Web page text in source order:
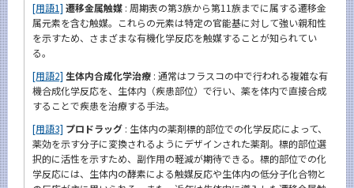
[用語1] 遷移金属触媒 : 周期表の第3族から第11族までに属する遷移金
属元素を含む触媒。これらの元素は特定の官能基に対して強い親和性
を示すため、さまざまな有機化学反応を触媒することが知られてい
る。
[用語2] 生体内合成化学治療 : 通常はフラスコの中で行われる複雑な有
機合成化学反応を、生体内（疾患部位）で行い、薬を体内で直接合成
することで疾患を治療する手法。
[用語3] プロドラッグ : 生体内の薬剤標的部位での化学反応によって、
薬効を示す分子に変換されるようにデザインされた薬剤。標的部位選
択的に活性を示すため、副作用の軽減が期待できる。標的部位での化
学反応には、生体内の酵素による触媒反応や生体内の低分子化合物と